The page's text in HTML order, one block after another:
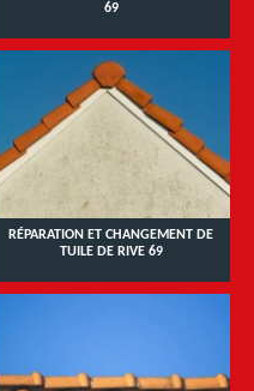
69
RÉPARATION ET CHANGEMENT DE
TUILE DE RIVE 69